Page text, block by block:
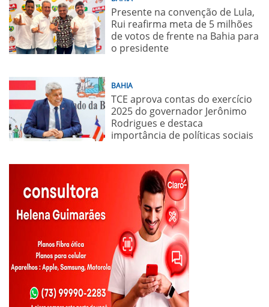
Presente na convenção de Lula,
Rui reafirma meta de 5 milhões
de votos de frente na Bahia para
o presidente
BAHIA
TCE aprova contas do exercício
2025 do governador Jerônimo
Rodrigues e destaca
importância de políticas sociais